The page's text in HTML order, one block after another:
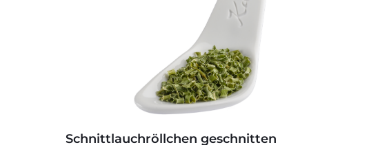
Schnittlauchröllchen geschnitten